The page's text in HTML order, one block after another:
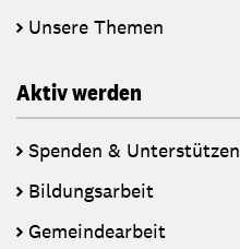
Unsere Themen
Aktiv werden
Spenden & Unterstützen
Bildungsarbeit
Gemeindearbeit